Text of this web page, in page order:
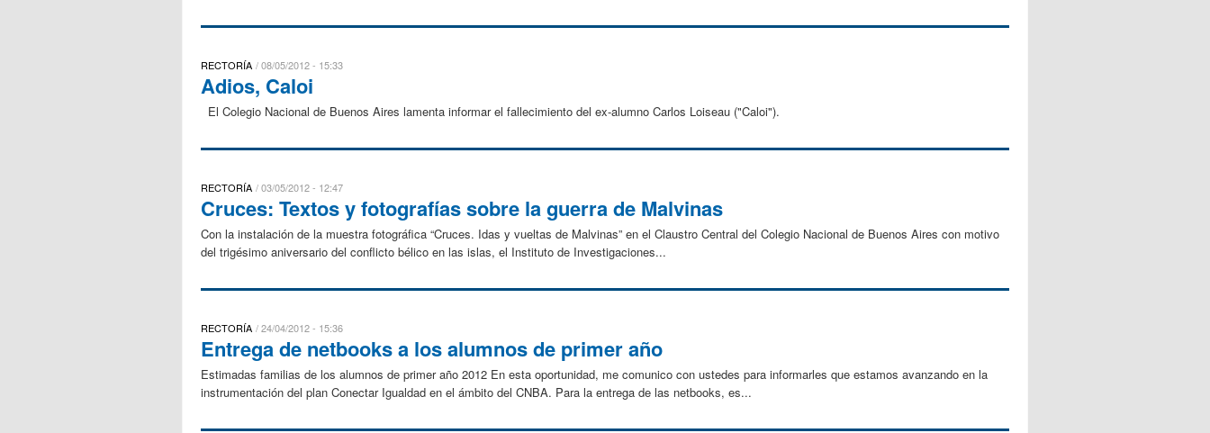
RECTORÍA 08/05/2012 - 15:33
Adios, Caloi
El Colegio Nacional de Buenos Aires lamenta informar el fallecimiento del ex-alumno Carlos Loiseau ("Caloi").
RECTORÍA 03/05/2012 - 12:47
Cruces: Textos y fotografías sobre la guerra de Malvinas
Con la instalación de la muestra fotográfica “Cruces. Idas y vueltas de Malvinas” en el Claustro Central del Colegio Nacional de Buenos Aires con motivo
del trigésimo aniversario del conflicto bélico en las islas, el Instituto de Investigaciones...
RECTORÍA 24/04/2012 - 15:36
Entrega de netbooks a los alumnos de primer año
Estimadas familias de los alumnos de primer año 2012 En esta oportunidad, me comunico con ustedes para informarles que estamos avanzando en la
instrumentación del plan Conectar Igualdad en el ámbito del CNBA. Para la entrega de las netbooks, es...